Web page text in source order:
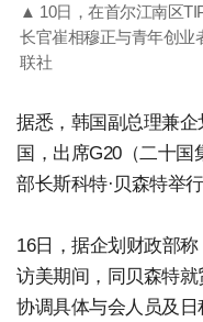
▲ 10日，在首尔江南区
长官崔相穆正与青年创业
联社
据悉，韩国副总理兼
国，出席G20（二十
部长斯科特·贝森特举
16日，据企划财政部
访美期间，同贝森特
协调具体与会人员及日